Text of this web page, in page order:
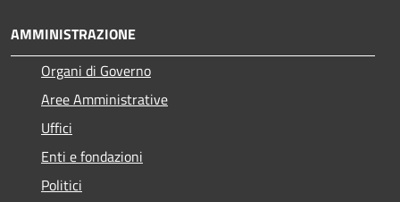
AMMINISTRAZIONE
Organi di Governo
Aree Amministrative
Uffici
Enti e fondazioni
Politici